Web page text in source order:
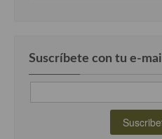
Suscríbete con tu e-mail